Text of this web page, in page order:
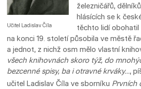
Učitel Ladislav Číla
železničářů,
hlásících se k
těchto lidí
na konci 19. století působila ve městě
a jednot, z nichž osm mělo vlastní
všech knihovnách skoro týž, do
bezcenné spisy, ba i otravné krváky…,
učitel Ladislav Číla ve sborníku Prvních